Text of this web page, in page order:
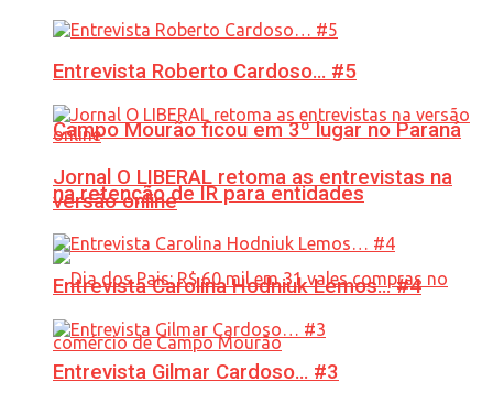
Campo Mourão ficou em 3º lugar no Paraná
na retenção de IR para entidades
Entrevista Roberto Cardoso… #5
Jornal O LIBERAL retoma as entrevistas na
versão online
Entrevista Carolina Hodniuk Lemos… #4
Entrevista Gilmar Cardoso… #3